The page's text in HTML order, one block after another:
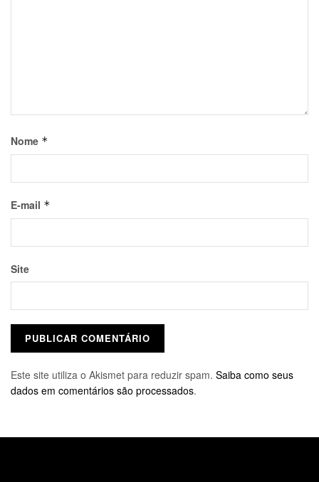
Nome *
E-mail *
Site
Este site utiliza o Akismet para reduzir spam. Saiba como seus
dados em comentários são processados.